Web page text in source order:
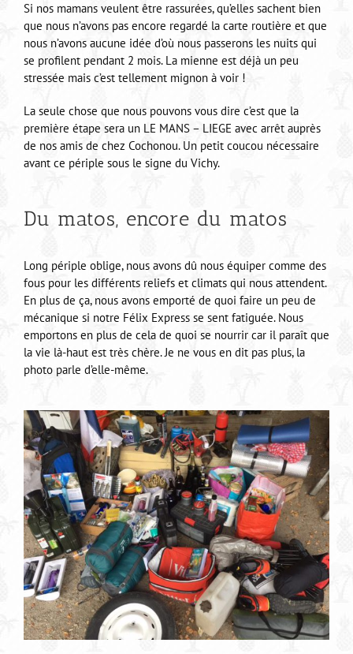
Si nos mamans veulent être rassurées, qu’elles sachent bien
que nous n’avons pas encore regardé la carte routière et que
nous n’avons aucune idée d’où nous passerons les nuits qui
se profilent pendant 2 mois. La mienne est déjà un peu
stressée mais c’est tellement mignon à voir !
La seule chose que nous pouvons vous dire c’est que la
première étape sera un LE MANS – LIEGE avec arrêt auprès
de nos amis de chez Cochonou. Un petit coucou nécessaire
avant ce périple sous le signe du Vichy.
Du matos, encore du matos
Long périple oblige, nous avons dû nous équiper comme des
fous pour les différents reliefs et climats qui nous attendent.
En plus de ça, nous avons emporté de quoi faire un peu de
mécanique si notre Félix Express se sent fatiguée. Nous
emportons en plus de cela de quoi se nourrir car il paraît que
la vie là-haut est très chère. Je ne vous en dit pas plus, la
photo parle d’elle-même.